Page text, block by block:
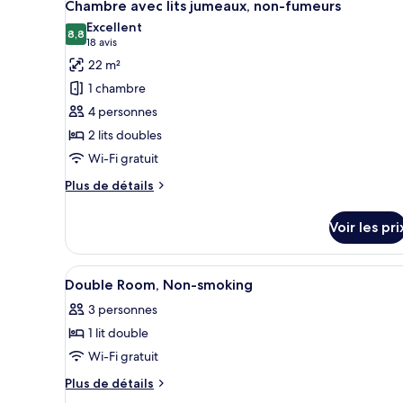
toutes
les
photos
pour
ce
type
de
chambre :
Chambre
jumeaux,
non-
fumeurs
Chambre avec lits jumeaux, non-fumeurs
8,88,8 sur 10
Excellent
18 avis
(18 avis)
22 m²
1 chambre
4 personnes
2 lits doubles
Wi-Fi gratuit
Plus de détails
Plus
le
type
de
Chambre
avec
jumeaux,
non-
fumeurs
Voir les
Afficher
toutes
les
photos
pour
ce
Une chambre d’hôtel avec
1
Double Room, Non-smoking
3 personnes
1 lit double
Wi-Fi gratuit
Plus de détails
Plus